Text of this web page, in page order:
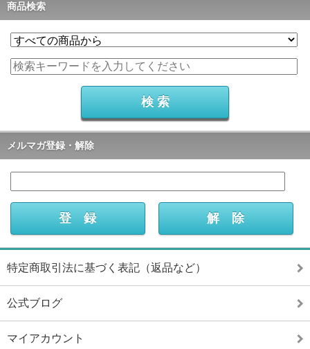
商品検索
メルマガ登録・解除
特定商取引法に基づく表記（返品など）
公式ブログ
マイアカウント